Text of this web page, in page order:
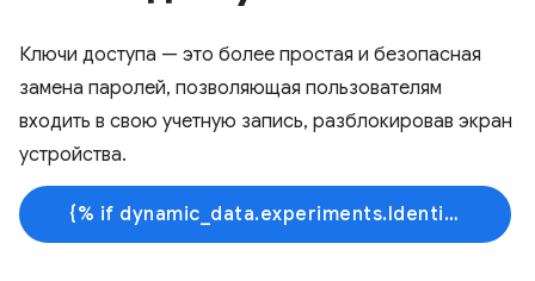
Ключи доступа — это более простая и безопасная
замена паролей, позволяющая пользователям
входить в свою учетную запись, разблокировав экран
устройства.
{% if dynamic_data.experiments.IdentityButtonTextFeature.button_variant == 'variant_a' %}Узнать больше{% else %}Начать обучение{% endif %}